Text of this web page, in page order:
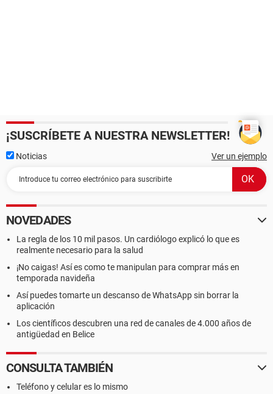
¡SUSCRÍBETE A NUESTRA NEWSLETTER!
Noticias Ver un ejemplo
NOVEDADES
La regla de los 10 mil pasos. Un cardiólogo explicó lo que es
realmente necesario para la salud
¡No caigas! Así es como te manipulan para comprar más en
temporada navideña
Así puedes tomarte un descanso de WhatsApp sin borrar la
aplicación
Los científicos descubren una red de canales de 4.000 años de
antigüedad en Belice
CONSULTA TAMBIÉN
Teléfono y celular es lo mismo